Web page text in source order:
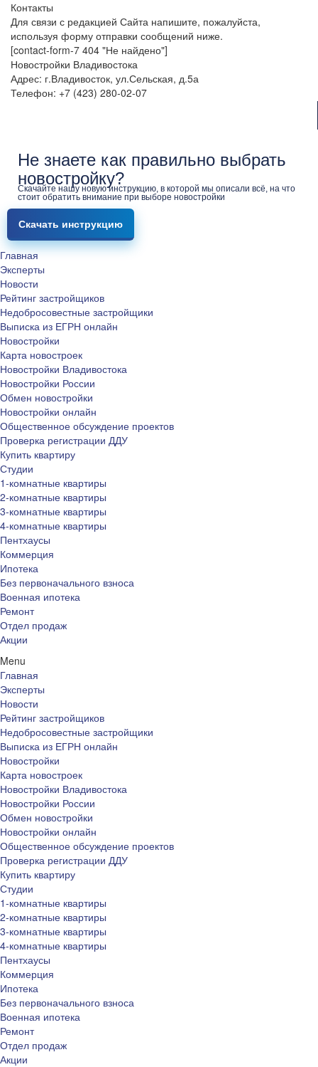
Контакты
Для связи с редакцией Сайта напишите, пожалуйста,
используя форму отправки сообщений ниже.
[contact-form-7 404 "Не найдено"]
Новостройки Владивостока
Адрес: г.Владивосток, ул.Сельская, д.5а
Телефон: +7 (423) 280-02-07
Не знаете как правильно выбрать
новостройку?
Скачайте нашу новую инструкцию, в которой мы описали всё, на что
стоит обратить внимание при выборе новостройки
Скачать инструкцию
Главная
Эксперты
Новости
Рейтинг застройщиков
Недобросовестные застройщики
Выписка из ЕГРН онлайн
Новостройки
Карта новостроек
Новостройки Владивостока
Новостройки России
Обмен новостройки
Новостройки онлайн
Общественное обсуждение проектов
Проверка регистрации ДДУ
Купить квартиру
Студии
1-комнатные квартиры
2-комнатные квартиры
3-комнатные квартиры
4-комнатные квартиры
Пентхаусы
Коммерция
Ипотека
Без первоначального взноса
Военная ипотека
Ремонт
Отдел продаж
Акции
Menu
Главная
Эксперты
Новости
Рейтинг застройщиков
Недобросовестные застройщики
Выписка из ЕГРН онлайн
Новостройки
Карта новостроек
Новостройки Владивостока
Новостройки России
Обмен новостройки
Новостройки онлайн
Общественное обсуждение проектов
Проверка регистрации ДДУ
Купить квартиру
Студии
1-комнатные квартиры
2-комнатные квартиры
3-комнатные квартиры
4-комнатные квартиры
Пентхаусы
Коммерция
Ипотека
Без первоначального взноса
Военная ипотека
Ремонт
Отдел продаж
Акции